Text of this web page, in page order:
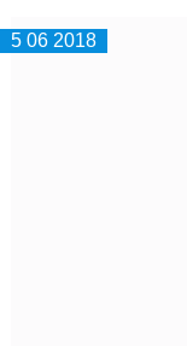
5 06 2018